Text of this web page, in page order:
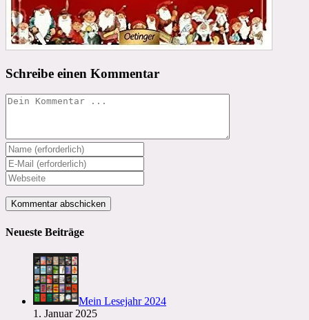
Schreibe einen Kommentar
Kommentieren
Gib
deinen
Namen
oder
Benutzernamen
zum
ein
Gib
deine
E-
Mail-
Adresse
Kommentieren
Gib
deine
Website-
URL
ein
(optional)
Neueste Beiträge
Mein Lesejahr 2024
1. Januar 2025